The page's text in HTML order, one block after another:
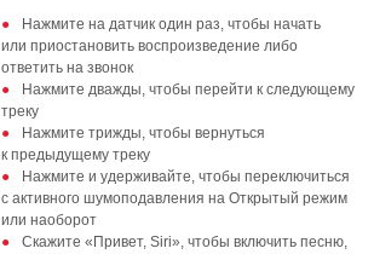
Нажмите на датчик один раз, чтобы начать
или приостановить воспроизведение либо
ответить на звонок
Нажмите дважды, чтобы перейти к следующему
треку
Нажмите трижды, чтобы вернуться
к предыдущему треку
Нажмите и удерживайте, чтобы переключиться
с активного шумоподавления на Открытый режим
или наоборот
Скажите «Привет, Siri», чтобы включить песню,